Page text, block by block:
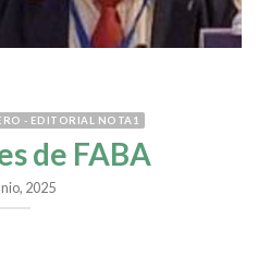
- EDITORIAL NOTA1
de FABA
2025